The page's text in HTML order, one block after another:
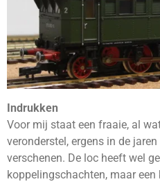
Indrukken
Voor mij staat een fraaie, al
veronderstel, ergens in de
verschenen. De loc heeft wel
koppelingschachten, maar